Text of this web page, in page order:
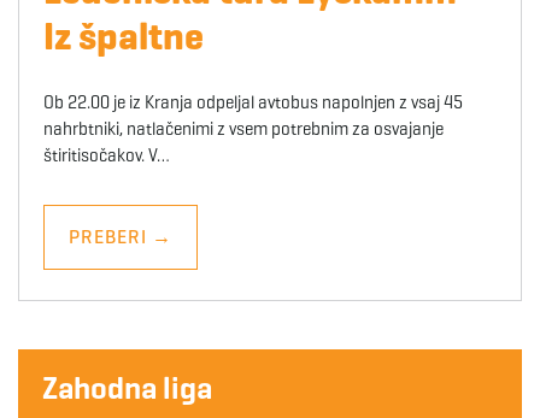
Iz špaltne
Ob 22.00 je iz Kranja odpeljal avtobus napolnjen z vsaj 45
nahrbtniki, natlačenimi z vsem potrebnim za osvajanje
štiritisočakov. V…
PREBERI →
Zahodna liga